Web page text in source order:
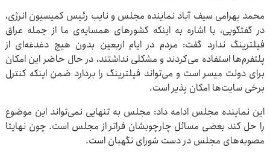
محمد بهرامی سیف آباد نماینده مجلس و نایب رئیس کمیسیون انرژی،
در گفتگویی، با اشاره به اینکه کشورهای همسایه‌ی ما از جمله عراق
فیلترینگ ندارد گفت: مردم در ایام اربعین بدون هیچ دغدغه‌ای از
پلتفرم‌ها استفاده می‌کردند و مشکلی نداشتند، در حال حاضر این امکان
برای دولت میسر است و می‌تواند فیلترینگ را بردارد ضمن اینکه کنترل
برخی سایت‌ها امکان پذیر است.
این نماینده مجلس ادامه داد: مجلس به تنهایی نمی‌تواند این موضوع
را حل کند بعضی مسائل چارچوبشان فراتر از مجلس است. چون نهایتا
مصوبه‌های مجلس در دست شورای نگهبان است.